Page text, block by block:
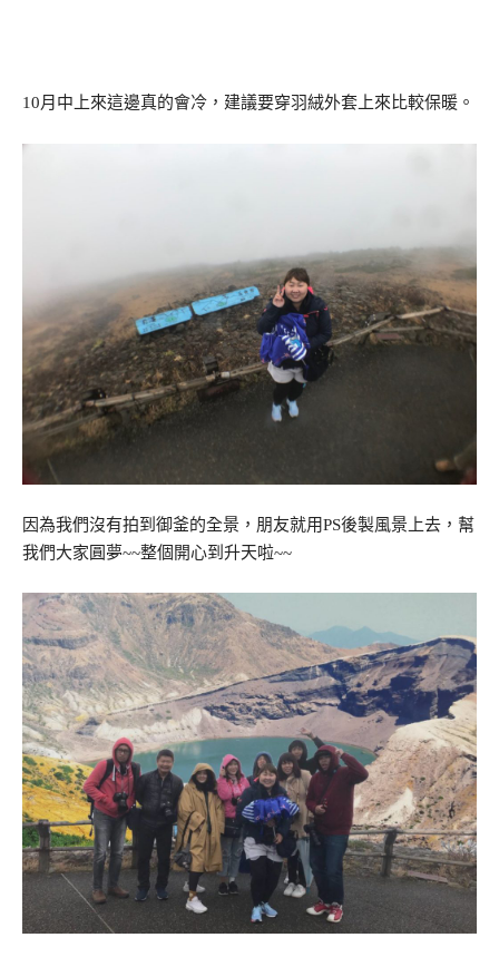
10月中上來這邊真的會冷，建議要穿羽絨外套上來比較保暖。
因為我們沒有拍到御釜的全景，朋友就用PS後製風景上去，幫
我們大家圓夢~~整個開心到升天啦~~